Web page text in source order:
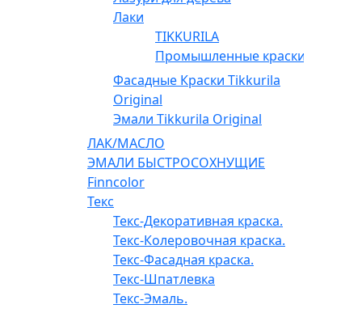
Лаки
TIKKURILA
Промышленные краски
Фасадные Краски Tikkurila
Original
Эмали Tikkurila Original
ЛАК/МАСЛО
ЭМАЛИ БЫСТРОСОХНУЩИЕ
Finncolor
Текс
Текс-Декоративная краска.
Текс-Колеровочная краска.
Текс-Фасадная краска.
Текс-Шпатлевка
Текс-Эмаль.